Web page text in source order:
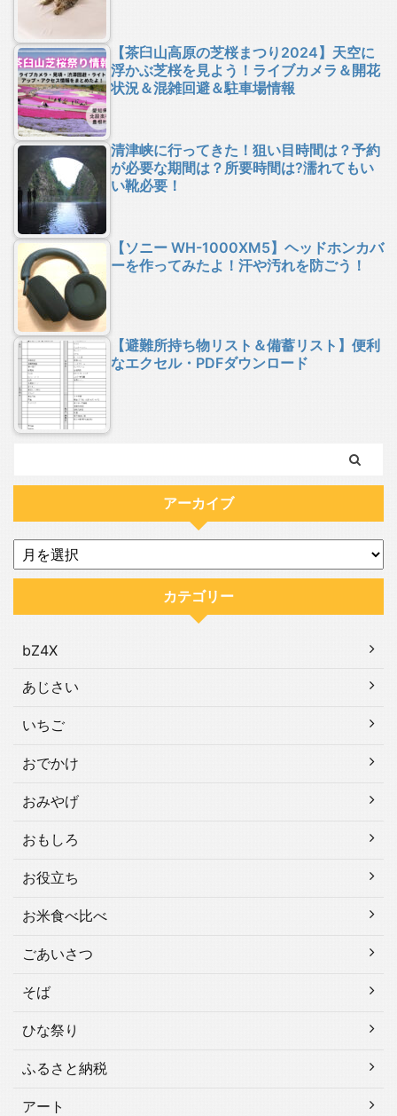
【茶臼山高原の芝桜まつり2024】天空に
浮かぶ芝桜を見よう！ライブカメラ＆開花
状況＆混雑回避＆駐車場情報
清津峡に行ってきた！狙い目時間は？予約
が必要な期間は？所要時間は?濡れてもい
い靴必要！
【ソニー WH-1000XM5】ヘッドホンカバ
ーを作ってみたよ！汗や汚れを防ごう！
【避難所持ち物リスト＆備蓄リスト】便利
なエクセル・PDFダウンロード
アーカイブ
カテゴリー
bZ4X
あじさい
いちご
おでかけ
おみやげ
おもしろ
お役立ち
お米食べ比べ
ごあいさつ
そば
ひな祭り
ふるさと納税
アート